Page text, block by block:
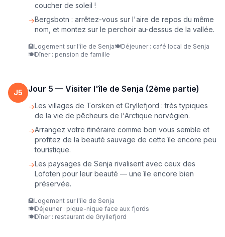
coucher de soleil !
→Bergsbotn : arrêtez-vous sur l'aire de repos du même
nom, et montez sur le perchoir au-dessus de la vallée.
🏨Logement sur l'île de Senja🍽️Déjeuner : café local de Senja
🍽️Dîner : pension de famille
J5 Jour 5 — Visiter l'île de Senja (2ème partie)
→Les villages de Torsken et Gryllefjord : très typiques
de la vie de pêcheurs de l'Arctique norvégien.
→Arrangez votre itinéraire comme bon vous semble et
profitez de la beauté sauvage de cette île encore peu
touristique.
→Les paysages de Senja rivalisent avec ceux des
Lofoten pour leur beauté — une île encore bien
préservée.
🏨Logement sur l'île de Senja
🍽️Déjeuner : pique-nique face aux fjords
🍽️Dîner : restaurant de Gryllefjord